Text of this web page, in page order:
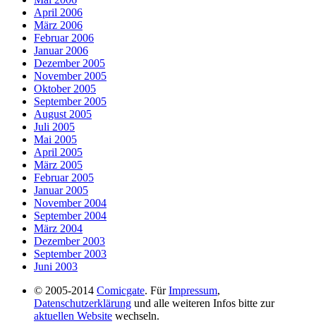
April 2006
März 2006
Februar 2006
Januar 2006
Dezember 2005
November 2005
Oktober 2005
September 2005
August 2005
Juli 2005
Mai 2005
April 2005
März 2005
Februar 2005
Januar 2005
November 2004
September 2004
März 2004
Dezember 2003
September 2003
Juni 2003
© 2005-2014 Comicgate. FürImpressum,
Datenschutzerklärung und alle weiteren Infos bitte zur
aktuellen Website wechseln.